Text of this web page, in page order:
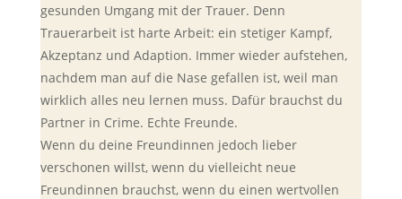
gesunden Umgang mit der Trauer. Denn
Trauerarbeit ist harte Arbeit: ein stetiger Kampf,
Akzeptanz und Adaption. Immer wieder aufstehen,
nachdem man auf die Nase gefallen ist, weil man
wirklich alles neu lernen muss. Dafür brauchst du
Partner in Crime. Echte Freunde.
Wenn du deine Freundinnen jedoch lieber
verschonen willst, wenn du vielleicht neue
Freundinnen brauchst, wenn du einen wertvollen